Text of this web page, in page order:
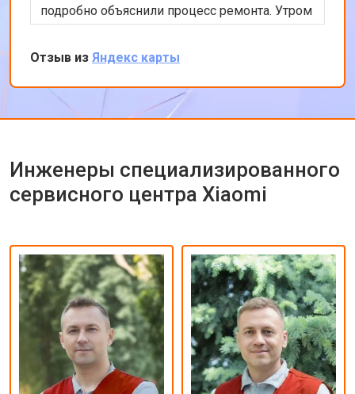
подробно объяснили процесс ремонта. Утром
оставил заявку, в обед курьер приехал и к
вечеру ноутбук был готов-очень быстро.
Впечатлен оперативностью и качеством
ремонта.
Отзыв из Яндекс карты
Инженеры специализированного
сервисного центра Xiaomi